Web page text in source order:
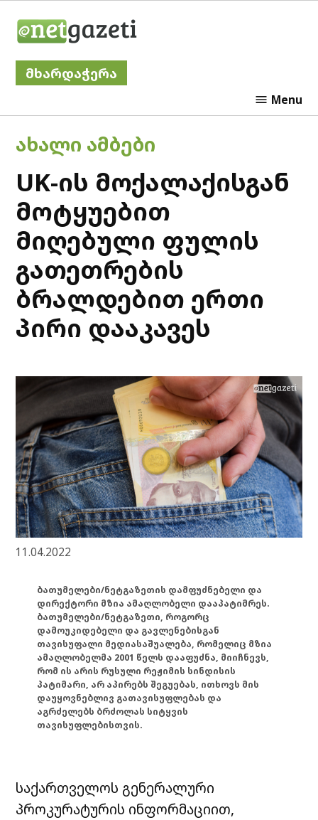
მხარდაჭერა
Menu
POSTED
ᲐᲮᲐᲚᲘ ᲐᲛᲑᲔᲑᲘ
UK-ის მოქალაქისგან
მოტყუებით
მიღებული ფულის
გათეთრების
ბრალდებით ერთი
პირი დააკავეს
11.04.2022
ბათუმელები/ნეტგაზეთის დამფუძნებელი და
დირექტორი მზია ამაღლობელი დააპატიმრეს.
ბათუმელები/ნეტგაზეთი, როგორც
დამოუკიდებელი და გავლენებისგან
თავისუფალი მედიასაშუალება, რომელიც მზია
ამაღლობელმა 2001 წელს დააფუძნა, მიიჩნევს,
რომ ის არის რუსული რეჟიმის სინდისის
პატიმარი, არ აპირებს შეგუებას, ითხოვს მის
დაუყოვნებლივ გათავისუფლებას და
აგრძელებს ბრძოლას სიტყვის
თავისუფლებისთვის.
საქართველოს გენერალური
პროკურატურის ინფორმაციით,